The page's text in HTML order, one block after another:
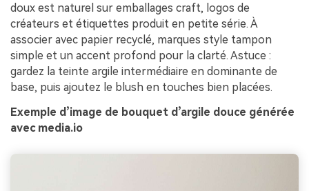
doux est naturel sur emballages craft, logos de
créateurs et étiquettes produit en petite série. À
associer avec papier recyclé, marques style tampon
simple et un accent profond pour la clarté. Astuce :
gardez la teinte argile intermédiaire en dominante de
base, puis ajoutez le blush en touches bien placées.
Exemple d’image de bouquet d’argile douce générée
avec media.io